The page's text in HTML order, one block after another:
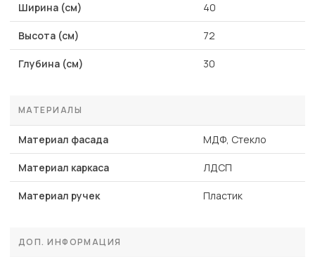
Ширина (см) 40
Высота (см) 72
Глубина (см) 30
МАТЕРИАЛЫ
Материал фасада МДФ, Стекло
Материал каркаса ЛДСП
Материал ручек Пластик
ДОП. ИНФОРМАЦИЯ